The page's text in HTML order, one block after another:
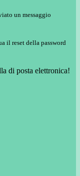
un messaggio
il reset della password
di posta elettronica!